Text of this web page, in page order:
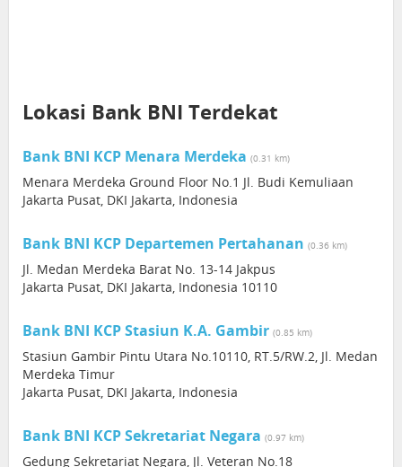
Lokasi Bank BNI Terdekat
Bank BNI KCP Menara Merdeka (0.31 km)
Menara Merdeka Ground Floor No.1 Jl. Budi Kemuliaan
Jakarta Pusat, DKI Jakarta, Indonesia
Bank BNI KCP Departemen Pertahanan (0.36 km)
Jl. Medan Merdeka Barat No. 13-14 Jakpus
Jakarta Pusat, DKI Jakarta, Indonesia 10110
Bank BNI KCP Stasiun K.A. Gambir (0.85 km)
Stasiun Gambir Pintu Utara No.10110, RT.5/RW.2, Jl. Medan
Merdeka Timur
Jakarta Pusat, DKI Jakarta, Indonesia
Bank BNI KCP Sekretariat Negara (0.97 km)
Gedung Sekretariat Negara, Jl. Veteran No.18